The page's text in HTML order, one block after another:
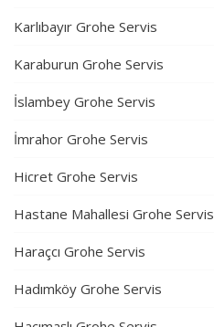
Karlıbayır Grohe Servis
Karaburun Grohe Servis
İslambey Grohe Servis
İmrahor Grohe Servis
Hicret Grohe Servis
Hastane Mahallesi Grohe Servis
Haraçcı Grohe Servis
Hadımköy Grohe Servis